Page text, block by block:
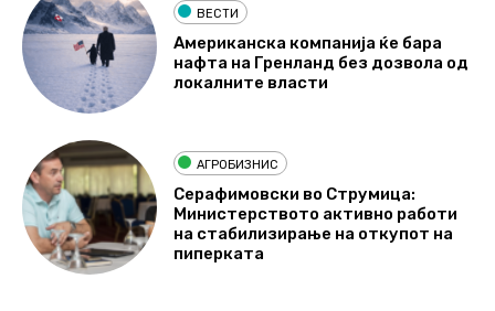
ВЕСТИ
Американска компанија ќе бара
нафта на Гренланд без дозвола од
локалните власти
АГРОБИЗНИС
Серафимовски во Струмица:
Министерството активно работи
на стабилизирање на откупот на
пиперката